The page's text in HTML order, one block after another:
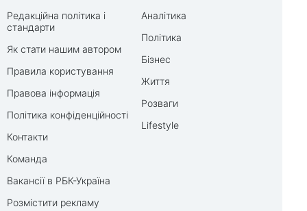
Редакційна політика і
стандарти
Як стати нашим автором
Правила користування
Правова інформація
Політика конфіденційності
Контакти
Команда
Вакансії в РБК-Україна
Розмістити рекламу
Аналітика
Політика
Бізнес
Життя
Розваги
Lifestyle